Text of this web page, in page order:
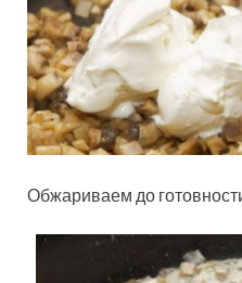
Обжариваем до